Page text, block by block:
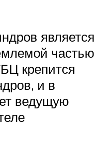
является
частью
крепится
и в
ведущую